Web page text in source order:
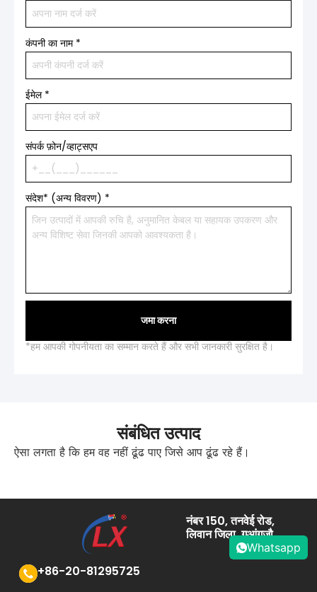
कंपनी का नाम *
ईमेल *
संपर्क फ़ोन/व्हाट्सएप
संदेश* (अन्य विवरण) *
जमा करना
*हम आपकी गोपनीयता का सम्मान करते हैं और सभी जानकारी सुरक्षित है।
संबंधित उत्पाद
ऐसा लगता है कि हम वह नहीं ढूंढ पाए जिसे आप ढूंढ रहे हैं।
नंबर 150, तनवेई रोड,
लिवान जिला, गुआंगज़ौ
+86-20-81295725
Whatsapp